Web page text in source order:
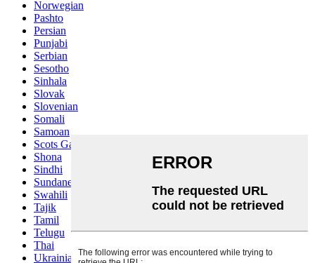
Norwegian
Pashto
Persian
Punjabi
Serbian
Sesotho
Sinhala
Slovak
Slovenian
Somali
Samoan
Scots Gaelic
Shona
Sindhi
Sundanese
Swahili
Tajik
Tamil
Telugu
Thai
Ukrainian